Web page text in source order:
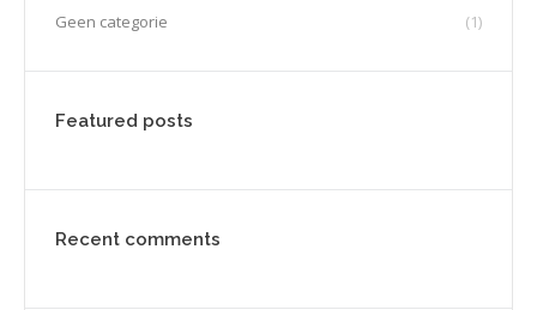
Geen categorie (1)
Featured posts
Recent comments